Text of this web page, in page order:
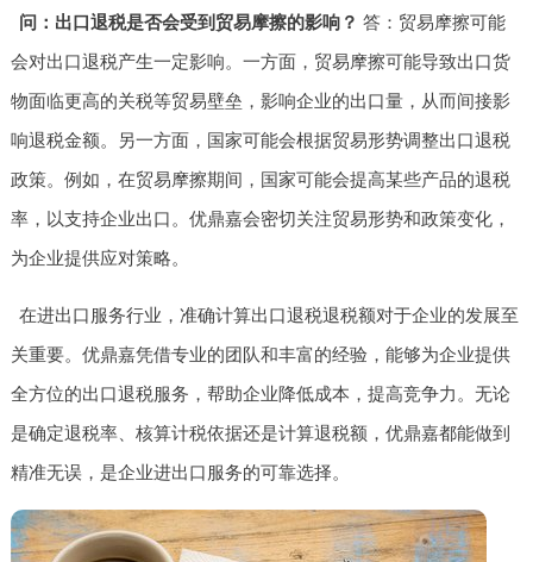
问：出口退税是否会受到贸易摩擦的影响？ 答：贸易摩擦可能
会对出口退税产生一定影响。一方面，贸易摩擦可能导致出口货
物面临更高的关税等贸易壁垒，影响企业的出口量，从而间接影
响退税金额。另一方面，国家可能会根据贸易形势调整出口退税
政策。例如，在贸易摩擦期间，国家可能会提高某些产品的退税
率，以支持企业出口。优鼎嘉会密切关注贸易形势和政策变化，
为企业提供应对策略。
在进出口服务行业，准确计算出口退税退税额对于企业的发展至
关重要。优鼎嘉凭借专业的团队和丰富的经验，能够为企业提供
全方位的出口退税服务，帮助企业降低成本，提高竞争力。无论
是确定退税率、核算计税依据还是计算退税额，优鼎嘉都能做到
精准无误，是企业进出口服务的可靠选择。